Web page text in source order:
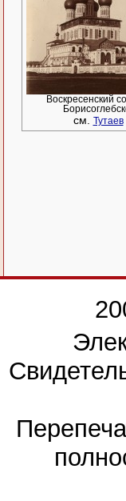
Воскресенский
см. Тутаев